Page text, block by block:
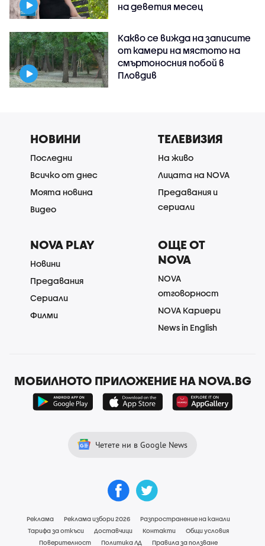
на деветия месец
Какво се вижда на записите
от камери на мястото на
смъртоносния побой в
Пловдив
НОВИНИ
Последни
Всичко от днес
Моята новина
Видео
ТЕЛЕВИЗИЯ
На живо
Лицата на NOVA
Предавания и
сериали
NOVA PLAY
Новини
Предавания
Сериали
Филми
ОЩЕ ОТ
NOVA
NOVA
отговорност
NOVA Кариери
News in English
МОБИЛНОТО ПРИЛОЖЕНИЕ НА NOVA.BG
Четете ни в Google News
Реклама Реклама избори 2026
Разпространение на канали
Тарифа за откъси
Доставчици Контакти
Общи условия
Поверителност
Политика ЛД Правила за ползване